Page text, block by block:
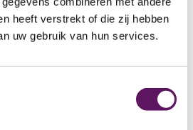
heeft verstrekt of die zij hebben
uw gebruik van hun services.
kan gaan volgen om zijn
behalen.
kwam ze terecht bij